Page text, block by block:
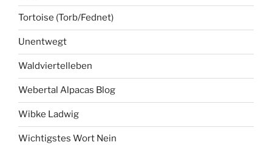
Tortoise (Torb/Fednet)
Unentwegt
Waldviertelleben
Webertal Alpacas Blog
Wibke Ladwig
Wichtigstes Wort Nein